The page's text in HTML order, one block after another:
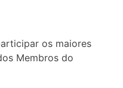
os maiores
Membros do